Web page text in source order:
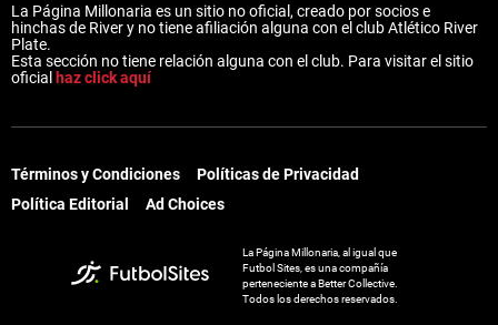
La Página Millonaria es un sitio no oficial, creado por socios e
hinchas de River y no tiene afiliación alguna con el club Atlético River
Plate.
Esta sección no tiene relación alguna con el club. Para visitar el sitio
oficial haz click aquí
Términos y Condiciones
Políticas de Privacidad
Política Editorial
Ad Choices
La Página Millonaria, al igual que
Futbol Sites, es una compañía
perteneciente a Better Collective.
Todos los derechos reservados.